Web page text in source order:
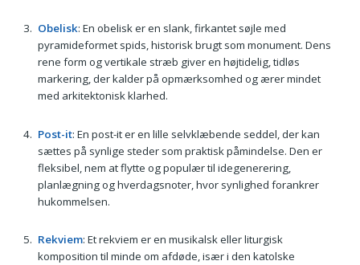
Obelisk: En obelisk er en slank, firkantet søjle med
pyramideformet spids, historisk brugt som monument. Dens
rene form og vertikale stræb giver en højtidelig, tidløs
markering, der kalder på opmærksomhed og ærer mindet
med arkitektonisk klarhed.
Post-it: En post-it er en lille selvklæbende seddel, der kan
sættes på synlige steder som praktisk påmindelse. Den er
fleksibel, nem at flytte og populær til idegenerering,
planlægning og hverdagsnoter, hvor synlighed forankrer
hukommelsen.
Rekviem: Et rekviem er en musikalsk eller liturgisk
komposition til minde om afdøde, især i den katolske